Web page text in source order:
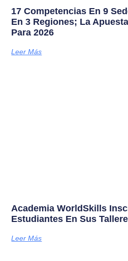
17 Competencias En 9
En 3 Regiones; La
Para 2026
Leer Más
Academia WorldSkills
Estudiantes En Sus
Leer Más